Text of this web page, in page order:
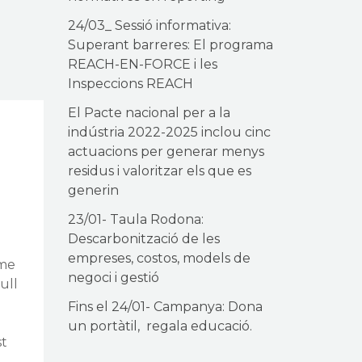
24/03_ Sessió informativa:
Superant barreres: El programa
REACH-EN-FORCE i les
Inspeccions REACH
El Pacte nacional per a la
indústria 2022-2025 inclou cinc
actuacions per generar menys
residus i valoritzar els que es
generin
23/01- Taula Rodona:
Descarbonització de les
empreses, costos, models de
negoci i gestió
Fins el 24/01- Campanya: Dona
un portàtil, regala educació.